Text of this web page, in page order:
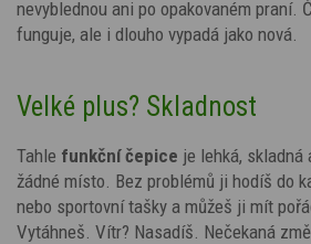
nevyblednou ani po opakovaném praní.
funguje, ale i dlouho vypadá jako nová.
Velké plus? Skladnost
Tahle funkční čepice je lehká, skladná
žádné místo. Bez problémů ji hodíš do
nebo sportovní tašky a můžeš ji mít
Vytáhneš. Vítr? Nasadíš. Nečekaná